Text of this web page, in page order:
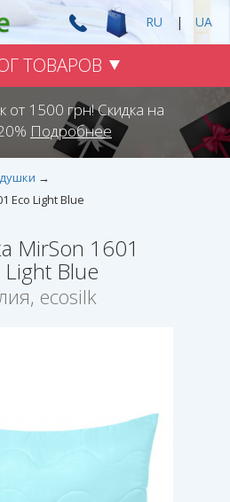
RU | UA
ТОВАРОВ
от 1500 грн! Скидка на
Подробнее
Eco Light Blue
MirSon 1601
Blue
ecosilk